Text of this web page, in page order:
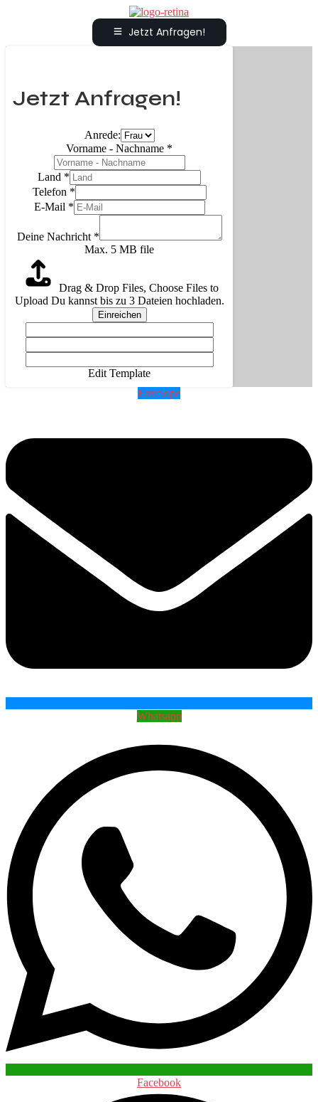
Jetzt Anfragen!
Jetzt Anfragen!
Anrede:
Vorname - Nachname *
Land *
Telefon *
E-Mail *
Deine Nachricht *
Max. 5 MB file
Drag & Drop Files, Choose Files to
Upload Du kannst bis zu 3 Dateien hochladen.
Einreichen
Edit Template
Envelope
Whatsapp
Facebook